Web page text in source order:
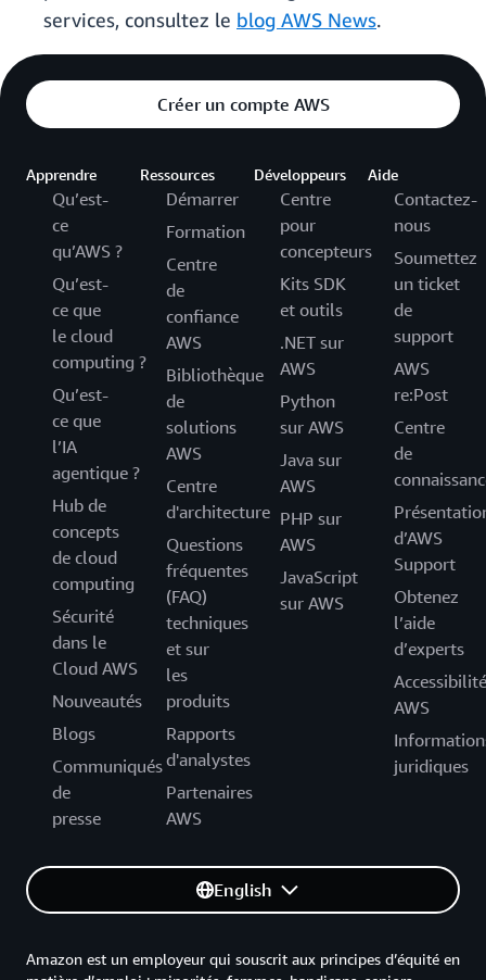
services, consultez le blog AWS News.
Créer un compte AWS
Apprendre
Qu’est-
ce
qu’AWS ?
Qu’est-
ce que
le cloud
computing ?
Qu’est-
ce que
l’IA
agentique ?
Hub de
concepts
de cloud
computing
Sécurité
dans le
Cloud AWS
Nouveautés
Blogs
Communiqués
de
presse
Ressources
Démarrer
Formation
Centre
de
confiance
AWS
Bibliothèque
de
solutions
AWS
Centre
d'architecture
Questions
fréquentes
(FAQ)
techniques
et sur
les
produits
Rapports
d'analystes
Partenaires
AWS
Développeurs
Centre
pour
concepteurs
Kits SDK
et outils
.NET sur
AWS
Python
sur AWS
Java sur
AWS
PHP sur
AWS
JavaScript
sur AWS
Aide
Contactez-
nous
Soumettez
un ticket
de
support
AWS
re:Post
Centre
de
d’AWS
Support
Obtenez
l’aide
d’experts
Accessibilité
AWS
juridiques
English
Amazon est un employeur qui souscrit aux principes d’équité en